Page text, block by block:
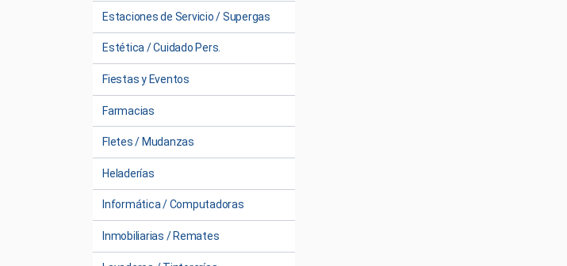
Estaciones de Servicio / Supergas
Estética / Cuidado Pers.
Fiestas y Eventos
Farmacias
Fletes / Mudanzas
Heladerías
Informática / Computadoras
Inmobiliarias / Remates